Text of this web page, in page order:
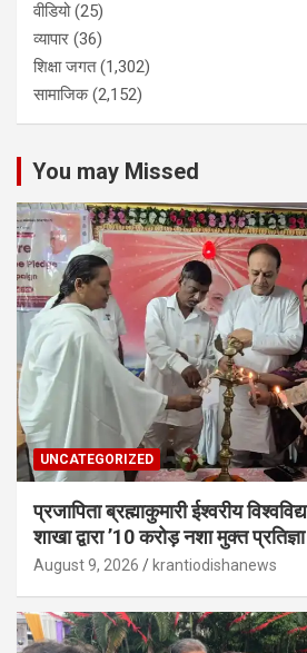
वीडियो(25)
व्यापार (36)
शिक्षा जगत(1,302)
सामाजिक(2,152)
You may Missed
UNCATEGORIZED
प्रजापिता ब्रह्माकुमारी ईश्वरीय
शाखा द्वारा ’10 करोड़ नशा मुक्त
August 9, 2026 krantiodishanews